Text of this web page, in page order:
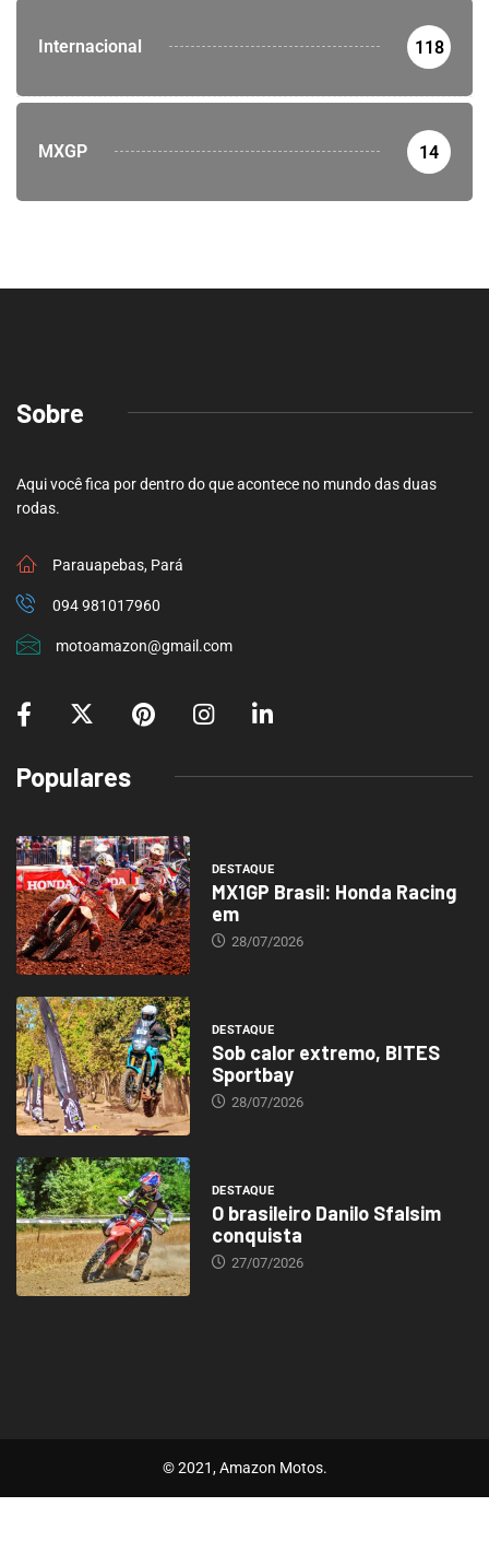
Internacional 118
MXGP 14
Sobre
Aqui você fica por dentro do que acontece no mundo das duas
rodas.
Parauapebas, Pará
094 981017960
motoamazon@gmail.com
Populares
DESTAQUE
MX1GP Brasil: Honda Racing
em
28/07/2026
DESTAQUE
Sob calor extremo, BITES
Sportbay
28/07/2026
DESTAQUE
O brasileiro Danilo Sfalsim
conquista
27/07/2026
© 2021, Amazon Motos.